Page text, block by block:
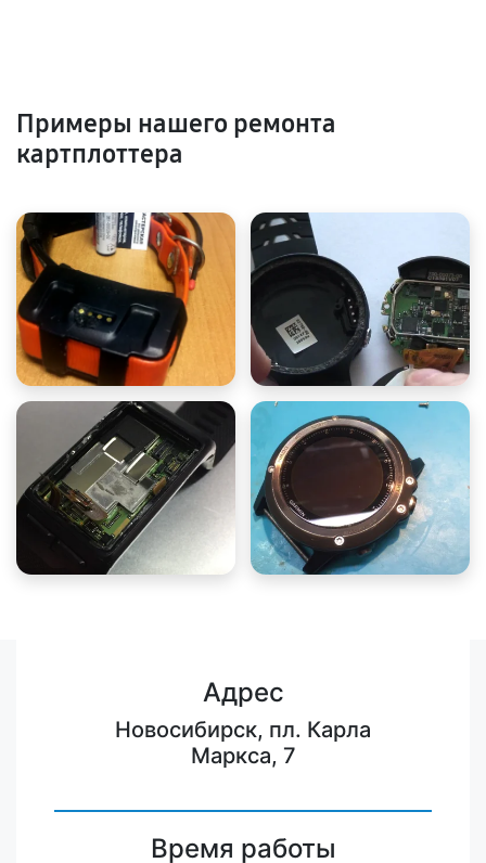
Примеры нашего ремонта
картплоттера
Адрес
Новосибирск, пл. Карла
Маркса, 7
Время работы